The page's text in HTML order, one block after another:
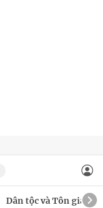
Dân tộc và Tôn giáo